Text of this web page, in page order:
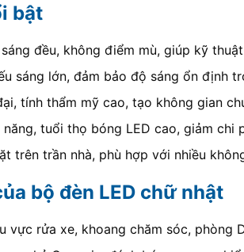
bật
đều, không điểm mù, giúp kỹ
sáng lớn, đảm bảo độ sáng ổn định
tính thẩm mỹ cao, tạo không gian
tuổi thọ bóng LED cao, giảm chi
trên trần nhà, phù hợp với nhiều
bộ đèn LED chữ nhật
vực rửa xe, khoang chăm sóc, phòng